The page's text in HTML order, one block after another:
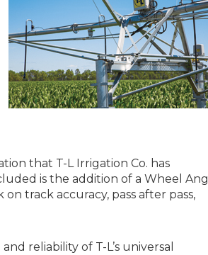
that T-L Irrigation Co. has
is the addition of a Wheel
track accuracy, pass after pass,
reliability of T-L’s universal